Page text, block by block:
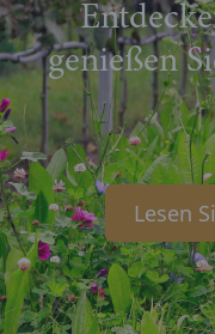
genießen
Lesen